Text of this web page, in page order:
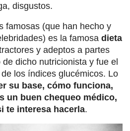
disgustos.
famosas (que han hecho y
es la famosa dieta
y adeptos a partes
dicho nutricionista y fue el
los índices glucémicos. Lo
su base, cómo funciona,
un buen chequeo médico,
te interesa hacerla.